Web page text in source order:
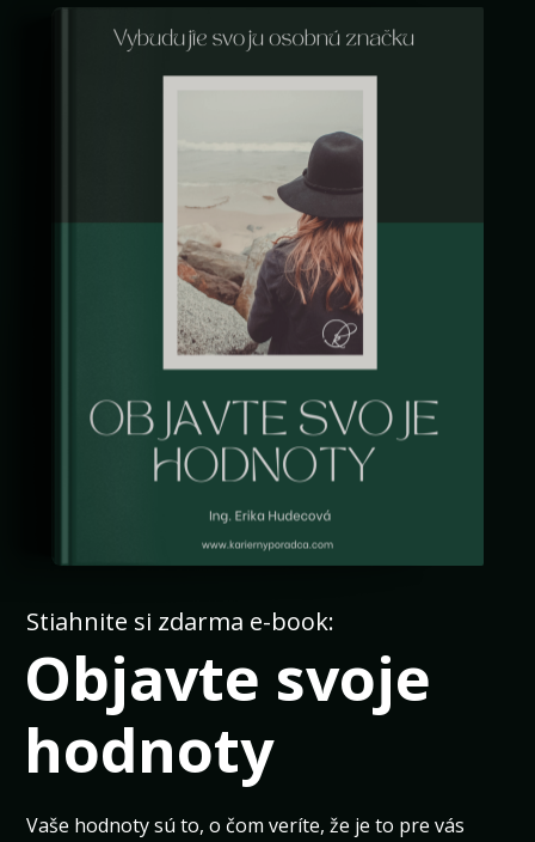
Stiahnite si zdarma e-book:
Objavte svoje
hodnoty
Vaše hodnoty sú to, o čom veríte, že je to pre vás